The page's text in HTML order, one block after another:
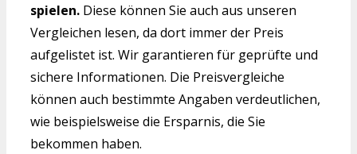
spielen. Diese können Sie auch aus unseren
Vergleichen lesen, da dort immer der Preis
aufgelistet ist. Wir garantieren für geprüfte und
sichere Informationen. Die Preisvergleiche
können auch bestimmte Angaben verdeutlichen,
wie beispielsweise die Ersparnis, die Sie
bekommen haben.